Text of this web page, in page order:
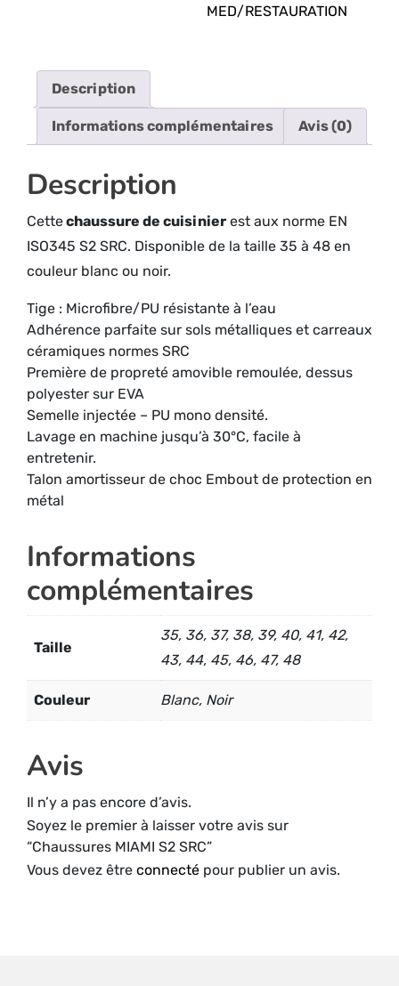
MED/RESTAURATION
Description
Informations complémentaires Avis (0)
Description
Cettechaussure de cuisinier est aux norme EN
ISO345 S2 SRC. Disponible de la taille 35 à 48 en
couleur blanc ou noir.
Tige : Microfibre/PU résistante à l’eau
Adhérence parfaite sur sols métalliques et carreaux
céramiques normes SRC
Première de propreté amovible remoulée, dessus
polyester sur EVA
Semelle injectée – PU mono densité.
Lavage en machine jusqu’à 30°C, facile à
entretenir.
Talon amortisseur de choc Embout de protection en
métal
Informations
complémentaires
Taille
35, 36, 37, 38, 39, 40, 41, 42,
43, 44, 45, 46, 47, 48
Couleur Blanc, Noir
Avis
Il n’y a pas encore d’avis.
Soyez le premier à laisser votre avis sur
“Chaussures MIAMI S2 SRC”
Vous devez être connecté pour publier un avis.